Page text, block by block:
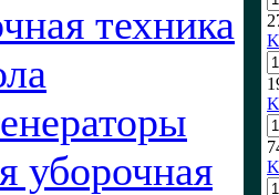
техника
уборочная